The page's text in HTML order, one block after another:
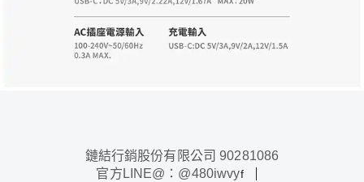
鏈結行銷股份有限公司 90281086
官方LINE@：@480iwvyf